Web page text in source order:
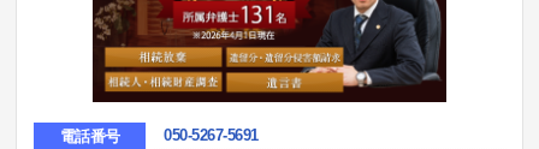
電話番号 050-5267-5691